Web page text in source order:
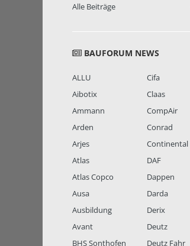
Alle Beiträge
BAUFORUM NEWS
ALLU
Aibotix
Ammann
Arden
Arjes
Atlas
Atlas Copco
Ausa
Ausbildung
Avant
BHS Sonthofen
Cifa
Claas
CompAir
Conrad
Continental
DAF
Dappen
Darda
Derix
Deutz
Deutz Fahr